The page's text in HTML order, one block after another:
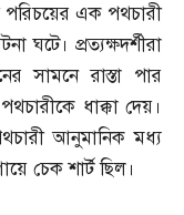
পরিচয়ের এক পথচারী
ঘটে। প্রত্যক্ষদর্শীরা
সামনে রাস্তা পার
ধাক্কা দেয়।
আনুমানিক মধ্য
চেক শার্ট ছিল।